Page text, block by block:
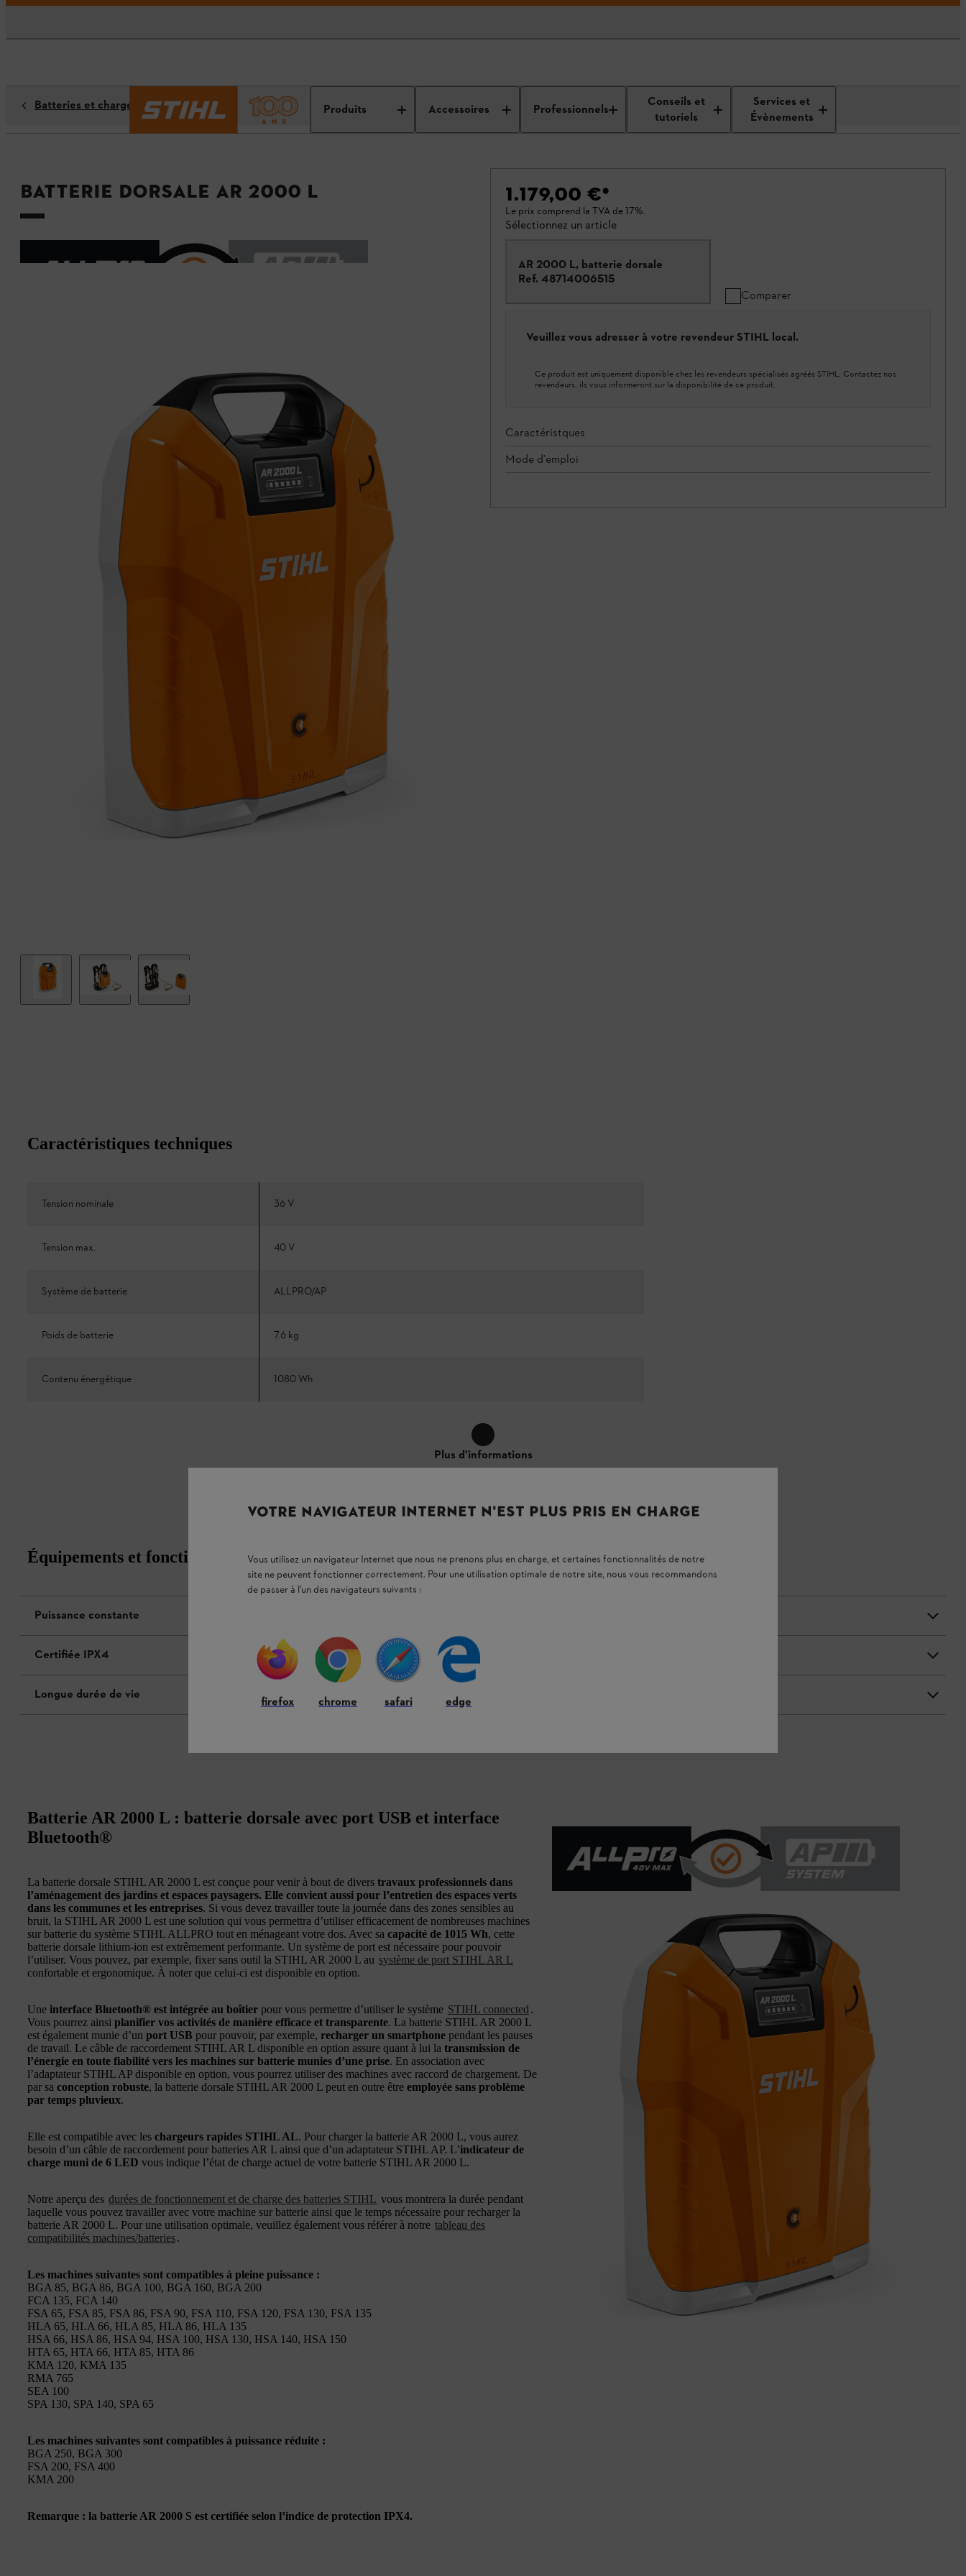
Produits Accessoires Professionnels
Conseils et
tutoriels
Services et
Évènements
Batteries et chargeurs
Batterie dorsale AR 2000 L 1.179,00 €*
Le prix comprend la TVA de 17%.
Sélectionnez un article
AR 2000 L, batterie dorsale
Ref. 48714006515
Comparer
Veuillez vous adresser à votre revendeur STIHL local.
Ce produit est uniquement disponible chez les revendeurs spécialisés agréés STIHL. Contactez nos
revendeurs, ils vous informeront sur la disponibilité de ce produit.
Caractéristques
Mode d'emploi
Caractéristiques techniques
Tension nominale 36 V
Tension max. 40 V
Système de batterie ALLPRO/AP
Poids de batterie 7.6 kg
Contenu énergétique 1080 Wh
Plus d'informations
Équipements et fonctions
Puissance constante
Certifiée IPX4
Longue durée de vie
Batterie AR 2000 L : batterie dorsale avec port USB et interface
Bluetooth®
La batterie dorsale STIHL AR 2000 L est conçue pour venir à bout de divers travaux professionnels dans
l’aménagement des jardins et espaces paysagers. Elle convient aussi pour l’entretien des espaces verts
dans les communes et les entreprises. Si vous devez travailler toute la journée dans des zones sensibles au
bruit, la STIHL AR 2000 L est une solution qui vous permettra d’utiliser efficacement de nombreuses machines
sur batterie du système STIHL ALLPRO tout en ménageant votre dos. Avec sa capacité de 1015 Wh, cette
batterie dorsale lithium-ion est extrêmement performante. Un système de port est nécessaire pour pouvoir
l’utiliser. Vous pouvez, par exemple, fixer sans outil la STIHL AR 2000 L au système de port STIHL AR L
confortable et ergonomique. À noter que celui-ci est disponible en option.
Une interface Bluetooth® est intégrée au boîtier pour vous permettre d’utiliser le système STIHL connected .
Vous pourrez ainsi planifier vos activités de manière efficace et transparente. La batterie STIHL AR 2000 L
est également munie d’un port USB pour pouvoir, par exemple, recharger un smartphone pendant les pauses
de travail. Le câble de raccordement STIHL AR L disponible en option assure quant à lui la transmission de
l’énergie en toute fiabilité vers les machines sur batterie munies d’une prise. En association avec
l’adaptateur STIHL AP disponible en option, vous pourrez utiliser des machines avec raccord de chargement. De
par sa conception robuste, la batterie dorsale STIHL AR 2000 L peut en outre être employée sans problème
par temps pluvieux.
Elle est compatible avec les chargeurs rapides STIHL AL. Pour charger la batterie AR 2000 L, vous aurez
besoin d’un câble de raccordement pour batteries AR L ainsi que d’un adaptateur STIHL AP. L’indicateur de
charge muni de 6 LED vous indique l’état de charge actuel de votre batterie STIHL AR 2000 L.
Notre aperçu des durées de fonctionnement et de charge des batteries STIHL vous montrera la durée pendant
laquelle vous pouvez travailler avec votre machine sur batterie ainsi que le temps nécessaire pour recharger la
batterie AR 2000 L. Pour une utilisation optimale, veuillez également vous référer à notre tableau des
compatibilités machines/batteries.
Les machines suivantes sont compatibles à pleine puissance :
BGA 85, BGA 86, BGA 100, BGA 160, BGA 200
FCA 135, FCA 140
FSA 65, FSA 85, FSA 86, FSA 90, FSA 110, FSA 120, FSA 130, FSA 135
HLA 65, HLA 66, HLA 85, HLA 86, HLA 135
HSA 66, HSA 86, HSA 94, HSA 100, HSA 130, HSA 140, HSA 150
HTA 65, HTA 66, HTA 85, HTA 86
KMA 120, KMA 135
RMA 765
SEA 100
SPA 130, SPA 140, SPA 65
Les machines suivantes sont compatibles à puissance réduite :
BGA 250, BGA 300
FSA 200, FSA 400
KMA 200
Remarque : la batterie AR 2000 S est certifiée selon l’indice de protection IPX4.
VOTRE NAVIGATEUR INTERNET N'EST PLUS PRIS EN CHARGE
Vous utilisez un navigateur Internet que nous ne prenons plus en charge, et certaines fonctionnalités de notre
site ne peuvent fonctionner correctement. Pour une utilisation optimale de notre site, nous vous recommandons
de passer à l'un des navigateurs suivants :
firefox chrome safari edge